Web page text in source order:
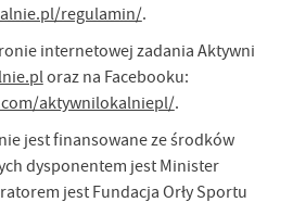
regulamin/.
internetowej zadania Aktywni
oraz na Facebooku:
aktywnilokalniepl/.
jest finansowane ze środków
dysponentem jest Minister
jest Fundacja Orły Sportu